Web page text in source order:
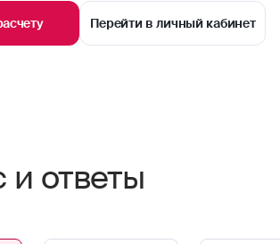
Перейти в личный кабинет
и ответы